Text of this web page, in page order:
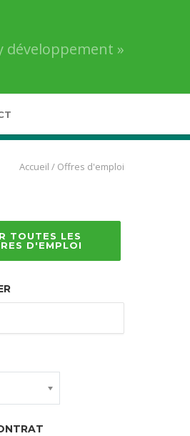
développement »
Accueil / Offres d'emploi
TOUTES LES
D'EMPLOI